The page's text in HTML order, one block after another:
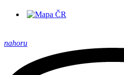
nahoru